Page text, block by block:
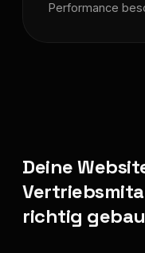
Performance
Deine
richtig